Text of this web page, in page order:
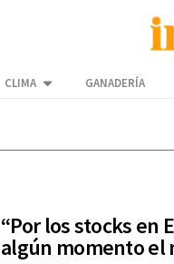
CLIMA GANADERÍA
“Por los stocks en
algún momento el